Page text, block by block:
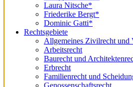
Laura Nitsche*
Friederike Bergt*
Dominic Gatti*
Rechtsgebiete
Allgemeines Zivilrecht und
Arbeitsrecht
Baurecht und
Erbrecht
Familienrecht und
Genossenschaftsrecht